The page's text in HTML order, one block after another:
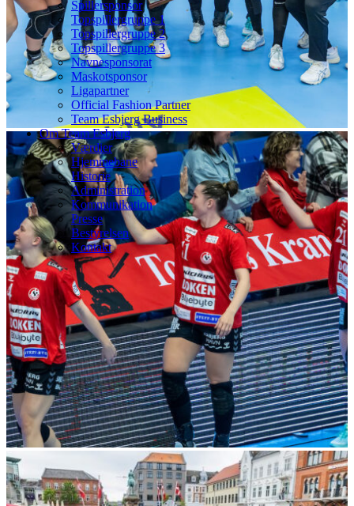
Spillersponsor
Topspillergruppe 1
Topspillergruppe 2
Topspillergruppe 3
Navnesponsorat
Maskotsponsor
Ligapartner
Official Fashion Partner
Team Esbjerg Business
Om Team Esbjerg
Værdier
Hjemmebane
Historie
Administration
Kommunikation
Presse
Bestyrelsen
Kontakt